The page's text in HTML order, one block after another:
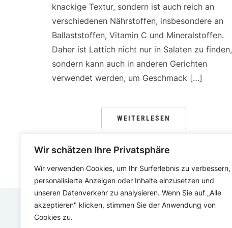
Wir schätzen Ihre Privatsphäre
Wir verwenden Cookies, um Ihr Surferlebnis zu verbessern,
personalisierte Anzeigen oder Inhalte einzusetzen und
unseren Datenverkehr zu analysieren. Wenn Sie auf „Alle
akzeptieren" klicken, stimmen Sie der Anwendung von
Cookies zu.
knackige Textur, sondern ist auch reich an
verschiedenen Nährstoffen, insbesondere an
Ballaststoffen, Vitamin C und Mineralstoffen.
Daher ist Lattich nicht nur in Salaten zu finden,
sondern kann auch in anderen Gerichten
verwendet werden, um Geschmack […]
WEITERLESEN